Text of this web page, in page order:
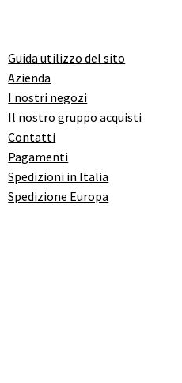
Guida utilizzo del sito
Azienda
I nostri negozi
Il nostro gruppo acquisti
Contatti
Pagamenti
Spedizioni in Italia
Spedizione Europa